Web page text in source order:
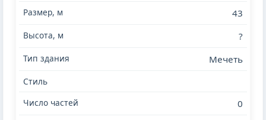
43
?
Мечеть
0